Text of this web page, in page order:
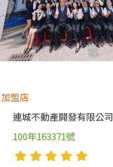
盟店
連城不動產開發有限公司
100年163371號